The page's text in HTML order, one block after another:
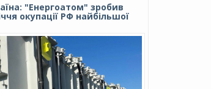
"Енергоатом" зробив
окупації РФ найбільшої